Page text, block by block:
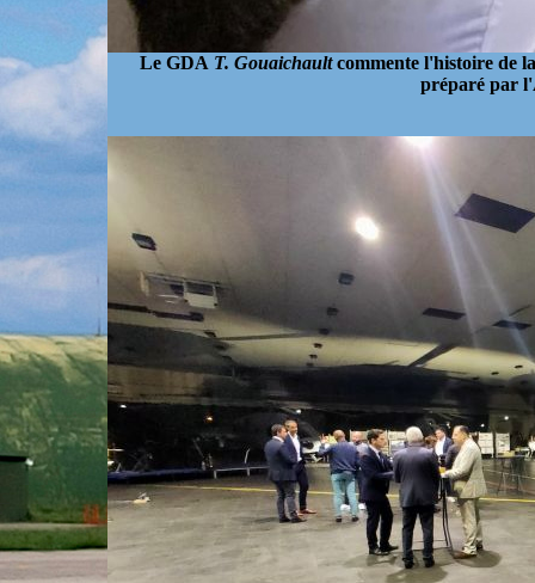
Le GDA T. Gouaichaultcommente l'histoire de
préparé par